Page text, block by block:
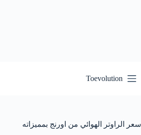
إلى
المحتوى
Toevolution
سعر الراوتر الهوائي من اورنج بمميزاته